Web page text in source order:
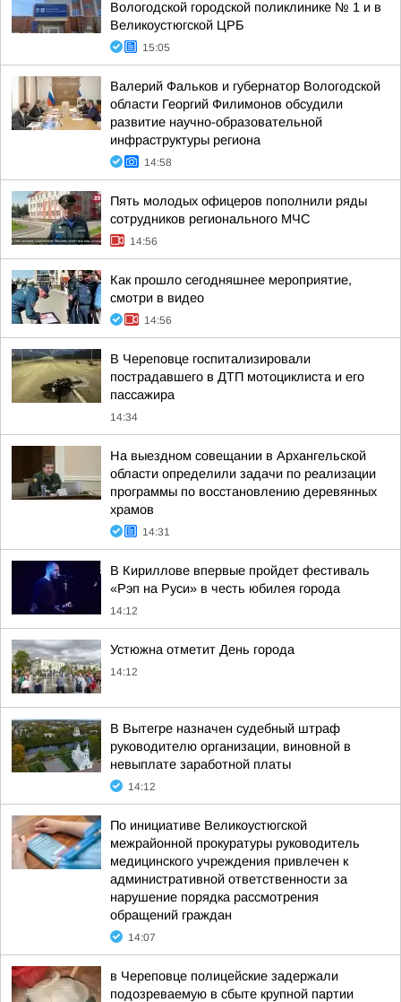
Вологодской городской поликлинике № 1 и в
Великоустюгской ЦРБ
15:05
Валерий Фальков и губернатор Вологодской
области Георгий Филимонов обсудили
развитие научно-образовательной
инфраструктуры региона
14:58
Пять молодых офицеров пополнили ряды
сотрудников регионального МЧС
14:56
Как прошло сегодняшнее мероприятие,
смотри в видео
14:56
В Череповце госпитализировали
пострадавшего в ДТП мотоциклиста и его
пассажира
14:34
На выездном совещании в Архангельской
области определили задачи по реализации
программы по восстановлению деревянных
храмов
14:31
В Кириллове впервые пройдет фестиваль
«Рэп на Руси» в честь юбилея города
14:12
Устюжна отметит День города
14:12
В Вытегре назначен судебный штраф
руководителю организации, виновной в
невыплате заработной платы
14:12
По инициативе Великоустюгской
межрайонной прокуратуры руководитель
медицинского учреждения привлечен к
административной ответственности за
нарушение порядка рассмотрения
обращений граждан
14:07
в Череповце полицейские задержали
подозреваемую в сбыте крупной партии